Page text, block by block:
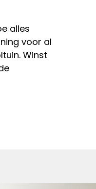
alles
voor al
Winst